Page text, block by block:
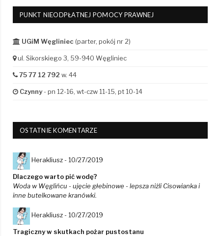
PUNKT NIEODPŁATNEJ POMOCY PRAWNEJ
UGiM Węgliniec (parter, pokój nr 2)
ul. Sikorskiego 3, 59-940 Węgliniec
75 77 12 792 w. 44
Czynny- pn 12-16, wt-czw 11-15, pt 10-14
OSTATNIE KOMENTARZE
Herakliusz - 10/27/2019
Dlaczego warto pić wodę?
Woda w Węglińcu - ujęcie głebinowe - lepsza niżli Cisowianka i
inne butelkowane kranówki.
Herakliusz - 10/27/2019
Tragiczny w skutkach pożar pustostanu